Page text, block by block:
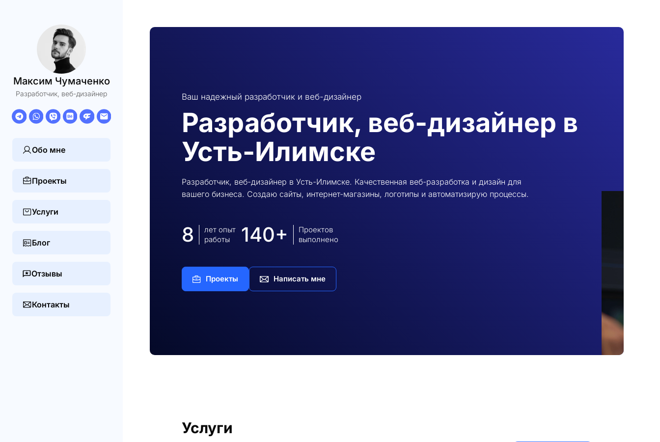
Максим Чумаченко
Разработчик, веб-дизайнер
Обо мне
Проекты
Услуги
Блог
Отзывы
Контакты
Ваш надежный разработчик и веб-дизайнер
Разработчик, веб-дизайнер в
Усть-Илимске
Разработчик, веб-дизайнер в Усть-Илимске. Качественная веб-разработка и дизайн для
вашего бизнеса. Создаю сайты, интернет-магазины, логотипы и автоматизирую процессы.
8
лет опыт
работы
140+
Проектов
выполнено
Проекты Написать мне
Услуги